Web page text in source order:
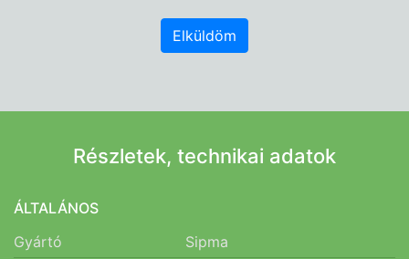
Elküldöm
Részletek, technikai adatok
ÁLTALÁNOS
Gyártó
Sipma